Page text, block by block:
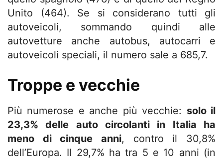
Unito (464). Se si considerano tutti gli
autoveicoli, sommando quindi alle
autovetture anche autobus, autocarri e
autoveicoli speciali, il numero sale a 685,7.
Troppe e vecchie
Più numerose e anche più vecchie: solo il
23,3% delle auto circolanti in Italia ha
meno di cinque anni, contro il 30,8%
dell’Europa. Il 29,7% ha tra 5 e 10 anni (in